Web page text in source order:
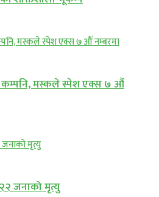
कम्पनि, मस्कले स्पेश एक्स ७ औं
जनाको मृत्यु